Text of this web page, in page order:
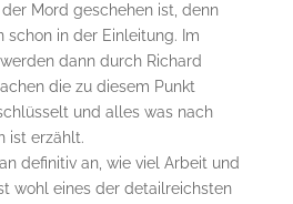
Mord geschehen ist, denn
schon in der Einleitung. Im
dann durch Richard
die zu diesem Punkt
und alles was nach
ist erzählt.
definitiv an, wie viel Arbeit und
wohl eines der detailreichsten